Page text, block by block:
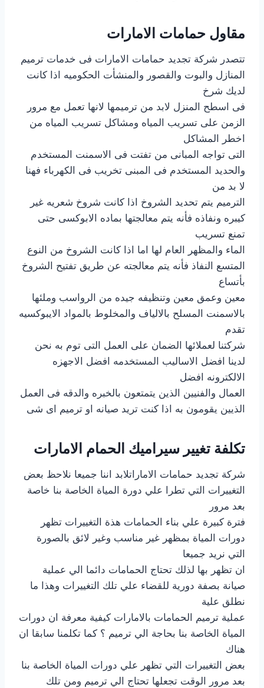
مقاول حمامات الامارات
تتصدر شركة تجديد حمامات الامارات فى خدمات ترميم
المنازل والبوت والقصور والمنشأت الحكوميه اذا كانت
لديك شرخ
فى اسطح المنزل لابد من ترميمها لانها تعمل مع مرور
الزمن على تسريب المياه ومشاكل تسريب المياه من
اخطر المشاكل
التى تواجه المبانى من تفتت فى الاسمنت المستخدم
والحديد المستخدم فى المبنى تخريب فى الكهرباء فهنا
لا بد من
الترميم يتم تحديد الشروخ اذا كانت شروخ شعريه غير
كيبره ونفاذه فأنه يتم معالجتها بماده الابوكسى حتى
تمنع تسريب
الماء والمظهر العام لها اما اذا كانت الشروخ من النوع
المتسع النفاذ فأنه يتم معالجته عن طريق تفتيح الشروخ
بأتساع
معين وعمق معين وتنظيفه جيده من الرواسب وملئها
بالاسمنت المسلح بالالياف والمخلوط بالمواد الايبوكسيه
تقدم
شركتنا لعملائها الضمان على العمل التى توم به نحن
لدينا افضل الاساليب المستخدمه افضل الاجهزه
الالكترونه افضل
العمال والفنيين الذين يتمتعون بالخبره والدقه فى العمل
الذيين يقومون به اذا كنت تريد صيانه او ترميم اى شى
تكلفة تغيير سيراميك الحمام الامارات
شركة تجديد حمامات الاماراتلابد اننا جميعا نلاحظ بعض
التغييرات التي تطرا علي دورة المياة الخاصة بنا خاصة
بعد مرور
فترة كبيرة علي بناء الحمامات هذة التغييرات تظهر
دورات المياة بمظهر غير مناسب وغير لائق بالصورة
التي نريد جميعا
ان تظهر بها لذلك تحتاج الحمامات دائما الي عملية
صيانة بصفة دورية للقضاء علي تلك التغييرات وهذا ما
نطلق علية
عملية ترميم الحمامات بالامارات كيفية معرفة ان دورات
المياة الخاصة بنا بحاجة الي ترميم ؟ كما تكلمنا سابقا ان
هناك
بعض التغييرات التي تظهر علي دورات المياة الخاصة بنا
بعد مرور الوقت تجعلها تحتاج الي ترميم ومن تلك